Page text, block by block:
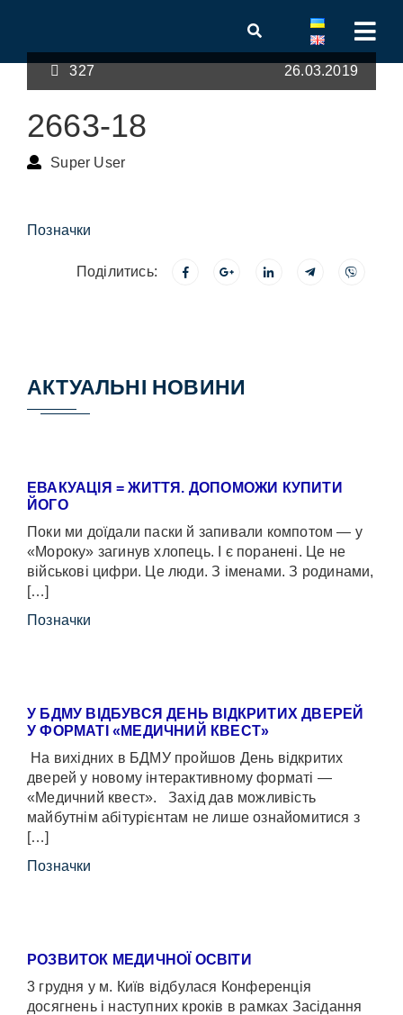
327 26.03.2019
2663-18
Super User
Позначки
Поділитись:
АКТУАЛЬНІ НОВИНИ
ЕВАКУАЦІЯ = ЖИТТЯ. ДОПОМОЖИ КУПИТИ
ЙОГО
Поки ми доїдали паски й запивали компотом — у
«Мороку» загинув хлопець. І є поранені. Це не
військові цифри. Це люди. З іменами. З родинами,
[…]
Позначки
У БДМУ ВІДБУВСЯ ДЕНЬ ВІДКРИТИХ ДВЕРЕЙ
У ФОРМАТІ «МЕДИЧНИЙ КВЕСТ»
На вихідних в БДМУ пройшов День відкритих
дверей у новому інтерактивному форматі —
«Медичний квест». Захід дав можливість
майбутнім абітурієнтам не лише ознайомитися з
[…]
Позначки
РОЗВИТОК МЕДИЧНОЇ ОСВІТИ
3 грудня у м. Київ відбулася Конференція
досягнень і наступних кроків в рамках Засідання